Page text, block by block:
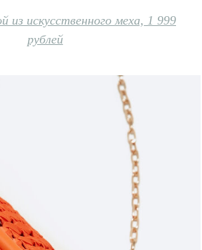
из искусственного меха, 1 999
рублей